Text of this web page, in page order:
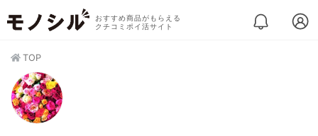
おすすめ商品がもらえる
クチコミポイ活サイト
TOP